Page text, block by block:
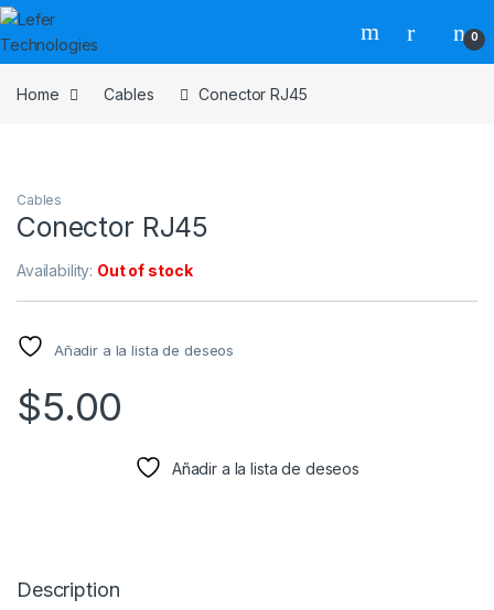
Skip to navigation
Skip to content
0
Home Cables Conector RJ45
Cables
Conector RJ45
Availability: Out of stock
Añadir a la lista de deseos
$5.00
Añadir a la lista de deseos
Description